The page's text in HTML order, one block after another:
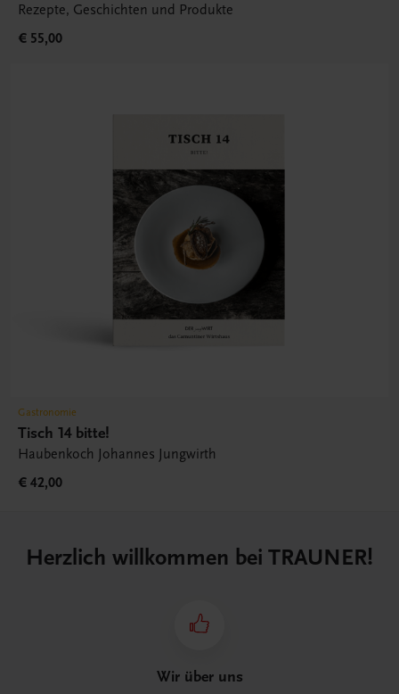
Rezepte, Geschichten und Produkte
€ 55,00
Gastronomie
Tisch 14 bitte!
Haubenkoch Johannes Jungwirth
€ 42,00
Herzlich willkommen bei TRAUNER!
Wir über uns